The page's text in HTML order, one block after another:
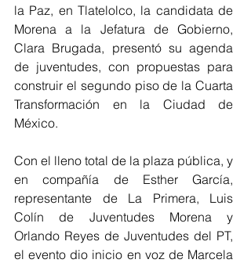
la Paz, en Tlatelolco, la candidata de
Morena a la Jefatura de Gobierno,
Clara Brugada, presentó su agenda
de juventudes, con propuestas para
construir el segundo piso de la Cuarta
Transformación en la Ciudad de
México.
Con el lleno total de la plaza pública, y
en compañía de Esther García,
representante de La Primera, Luis
Colín de Juventudes Morena y
Orlando Reyes de Juventudes del PT,
el evento dio inicio en voz de Marcela